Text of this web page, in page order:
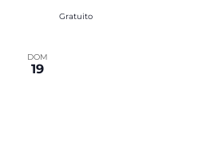
Gratuito
DOM
19